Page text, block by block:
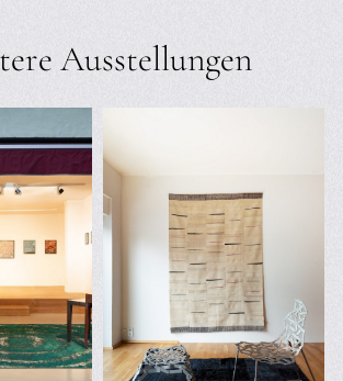
Ausstellungen